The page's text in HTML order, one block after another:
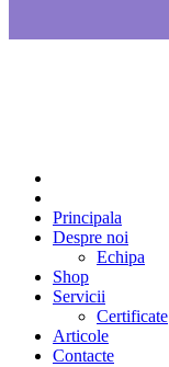
Principala
Despre noi
Echipa
Shop
Servicii
Certificate
Articole
Contacte